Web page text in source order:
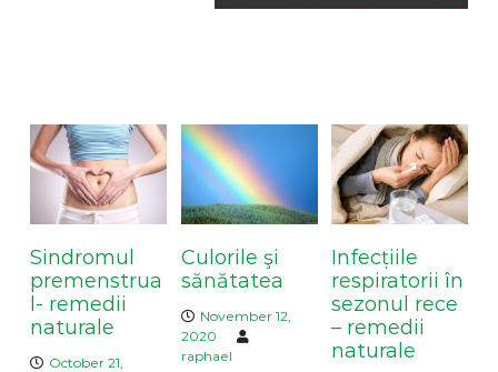
i
g
o
n
Sindromul
premenstrua
l- remedii
naturale
October 21,
Culorile şi
sănătatea
November 12,
2020
raphael
Infecțiile
respiratorii în
sezonul rece
– remedii
naturale